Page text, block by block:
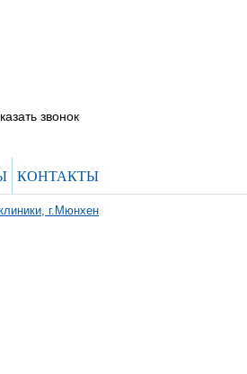
звонок
КОНТАКТЫ
г.Мюнхен